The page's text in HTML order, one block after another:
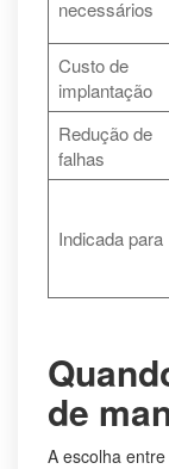
necessários
Custo de
implantação
Redução de
falhas
Indicada para
de
A escolha